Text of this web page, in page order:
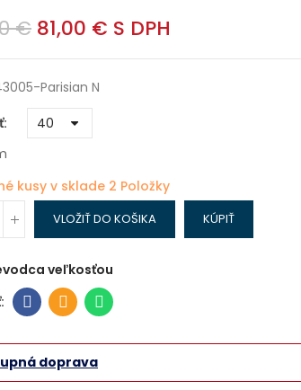
€ 81,00 € S DPH
Parisian N
kusy v sklade 2 Položky
VLOŽIŤ DO KOŠIKA KÚPIŤ
veľkosťou
doprava